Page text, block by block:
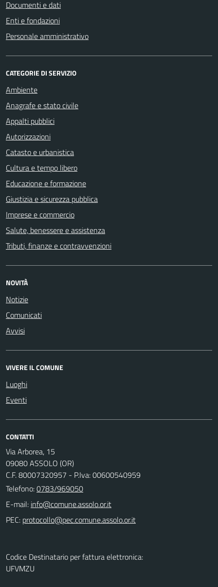
Documenti e dati
Enti e fondazioni
Personale amministrativo
CATEGORIE DI SERVIZIO
Ambiente
Anagrafe e stato civile
Appalti pubblici
Autorizzazioni
Catasto e urbanistica
Cultura e tempo libero
Educazione e formazione
Giustizia e sicurezza pubblica
Imprese e commercio
Salute, benessere e assistenza
Tributi, finanze e contravvenzioni
NOVITÀ
Notizie
Comunicati
Avvisi
VIVERE IL COMUNE
Luoghi
Eventi
CONTATTI
Via Arborea, 15
09080 ASSOLO (OR)
C.F. 80007320957 - P.Iva: 00600540959
Telefono:0783/969050
E-mail:
PEC:
Codice Destinatario per fattura elettronica:
UFVMZU